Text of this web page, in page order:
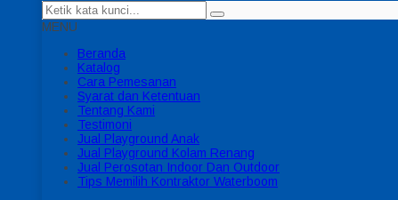
MENU
Beranda
Katalog
Cara Pemesanan
Syarat dan Ketentuan
Tentang Kami
Testimoni
Jual Playground Anak
Jual Playground Kolam Renang
Jual Perosotan Indoor Dan Outdoor
Tips Memilih Kontraktor Waterboom